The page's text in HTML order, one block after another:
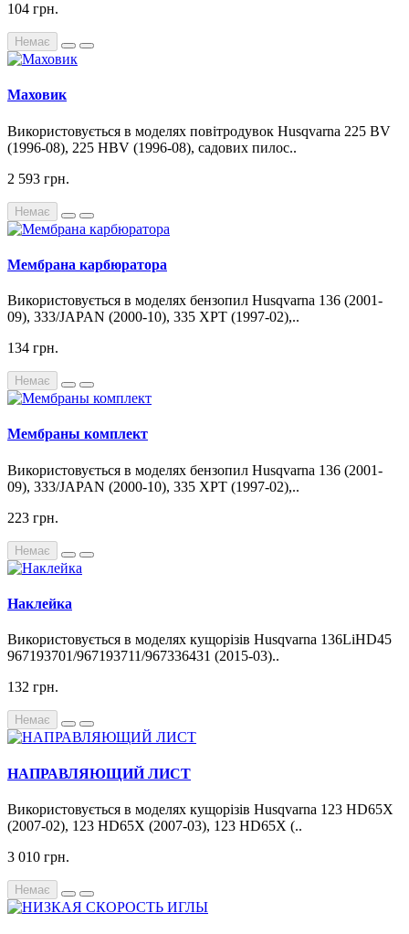
104 грн.
Немає
Маховик
Використовується в моделях повітродувок Husqvarna 225 BV
(1996-08), 225 HBV (1996-08), садових пилос..
2 593 грн.
Немає
Мембрана карбюратора
Використовується в моделях бензопил Husqvarna 136 (2001-
09), 333/JAPAN (2000-10), 335 XPT (1997-02),..
134 грн.
Немає
Мембраны комплект
Використовується в моделях бензопил Husqvarna 136 (2001-
09), 333/JAPAN (2000-10), 335 XPT (1997-02),..
223 грн.
Немає
Наклейка
Використовується в моделях кущорізів Husqvarna 136LiHD45
967193701/967193711/967336431 (2015-03)..
132 грн.
Немає
НАПРАВЛЯЮЩИЙ ЛИСТ
Використовується в моделях кущорізів Husqvarna 123 HD65X
(2007-02), 123 HD65X (2007-03), 123 HD65X (..
3 010 грн.
Немає